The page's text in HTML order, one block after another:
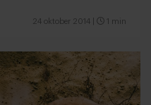
24 oktober 2014 1 min